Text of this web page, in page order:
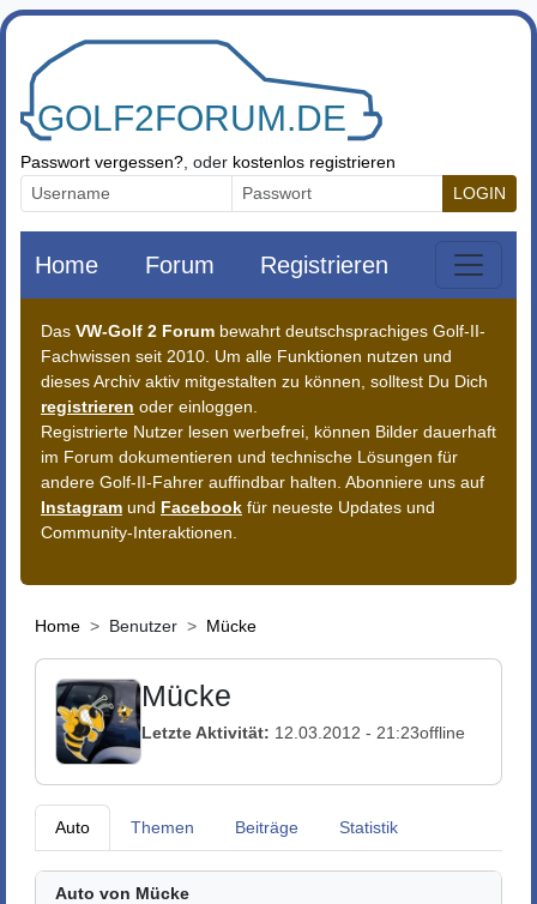
Zum Inhalt springen
Passwort vergessen? , oder kostenlos registrieren
LOGIN
Home Forum Registrieren
Das VW-Golf 2 Forum bewahrt deutschsprachiges Golf-II-
Fachwissen seit 2010. Um alle Funktionen nutzen und
dieses Archiv aktiv mitgestalten zu können, solltest Du Dich
registrieren oder einloggen.
Registrierte Nutzer lesen werbefrei, können Bilder dauerhaft
im Forum dokumentieren und technische Lösungen für
andere Golf-II-Fahrer auffindbar halten. Abonniere uns auf
Instagram und Facebook für neueste Updates und
Community-Interaktionen.
Home Benutzer Mücke
Mücke
Letzte Aktivität: 12.03.2012 - 21:23offline
Auto Themen Beiträge Statistik
Auto von Mücke